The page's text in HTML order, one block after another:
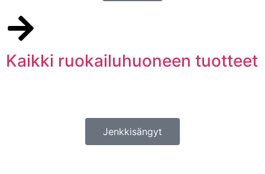
Kaikki ruokailuhuoneen tuotteet
Jenkkisängyt